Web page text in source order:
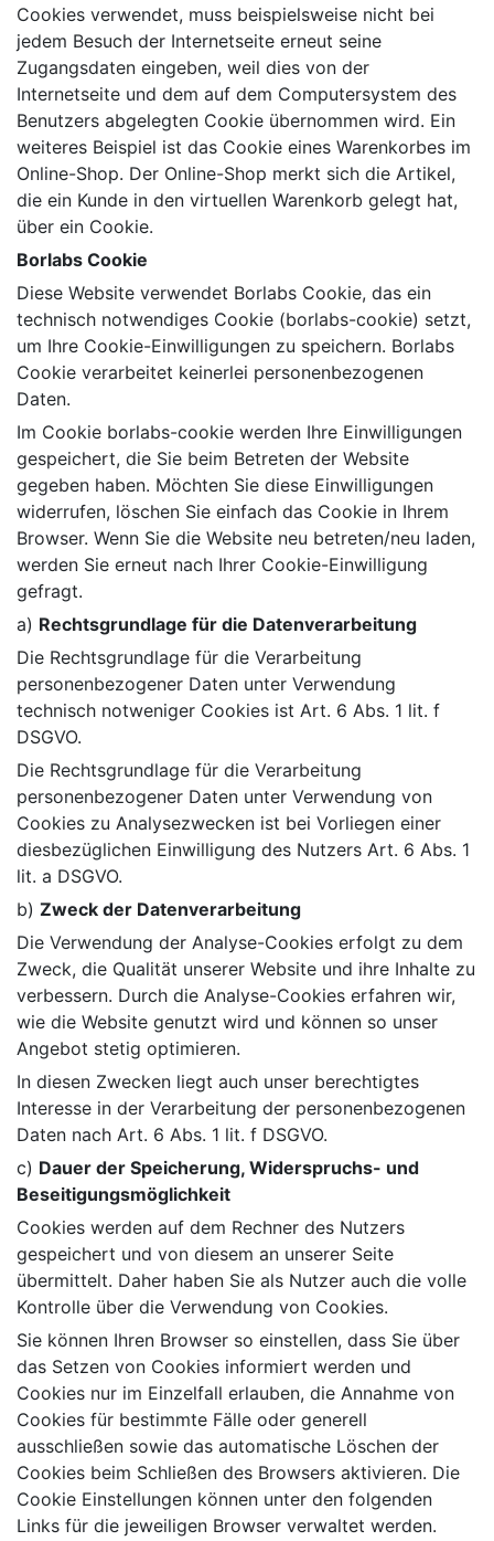
Cookies verwendet, muss beispielsweise nicht bei
jedem Besuch der Internetseite erneut seine
Zugangsdaten eingeben, weil dies von der
Internetseite und dem auf dem Computersystem des
Benutzers abgelegten Cookie übernommen wird. Ein
weiteres Beispiel ist das Cookie eines Warenkorbes im
Online-Shop. Der Online-Shop merkt sich die Artikel,
die ein Kunde in den virtuellen Warenkorb gelegt hat,
über ein Cookie.
Borlabs Cookie
Diese Website verwendet Borlabs Cookie, das ein
technisch notwendiges Cookie (borlabs-cookie) setzt,
um Ihre Cookie-Einwilligungen zu speichern. Borlabs
Cookie verarbeitet keinerlei personenbezogenen
Daten.
Im Cookie borlabs-cookie werden Ihre Einwilligungen
gespeichert, die Sie beim Betreten der Website
gegeben haben. Möchten Sie diese Einwilligungen
widerrufen, löschen Sie einfach das Cookie in Ihrem
Browser. Wenn Sie die Website neu betreten/neu laden,
werden Sie erneut nach Ihrer Cookie-Einwilligung
gefragt.
a) Rechtsgrundlage für die Datenverarbeitung
Die Rechtsgrundlage für die Verarbeitung
personenbezogener Daten unter Verwendung
technisch notweniger Cookies ist Art. 6 Abs. 1 lit. f
DSGVO.
Die Rechtsgrundlage für die Verarbeitung
personenbezogener Daten unter Verwendung von
Cookies zu Analysezwecken ist bei Vorliegen einer
diesbezüglichen Einwilligung des Nutzers Art. 6 Abs. 1
lit. a DSGVO.
b) Zweck der Datenverarbeitung
Die Verwendung der Analyse-Cookies erfolgt zu dem
Zweck, die Qualität unserer Website und ihre Inhalte zu
verbessern. Durch die Analyse-Cookies erfahren wir,
wie die Website genutzt wird und können so unser
Angebot stetig optimieren.
In diesen Zwecken liegt auch unser berechtigtes
Interesse in der Verarbeitung der personenbezogenen
Daten nach Art. 6 Abs. 1 lit. f DSGVO.
c) Dauer der Speicherung, Widerspruchs- und
Beseitigungsmöglichkeit
Cookies werden auf dem Rechner des Nutzers
gespeichert und von diesem an unserer Seite
übermittelt. Daher haben Sie als Nutzer auch die volle
Kontrolle über die Verwendung von Cookies.
Sie können Ihren Browser so einstellen, dass Sie über
das Setzen von Cookies informiert werden und
Cookies nur im Einzelfall erlauben, die Annahme von
Cookies für bestimmte Fälle oder generell
ausschließen sowie das automatische Löschen der
Cookies beim Schließen des Browsers aktivieren. Die
Cookie Einstellungen können unter den folgenden
Links für die jeweiligen Browser verwaltet werden.